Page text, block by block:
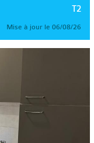
T2
Mise à jour le 06/08/26